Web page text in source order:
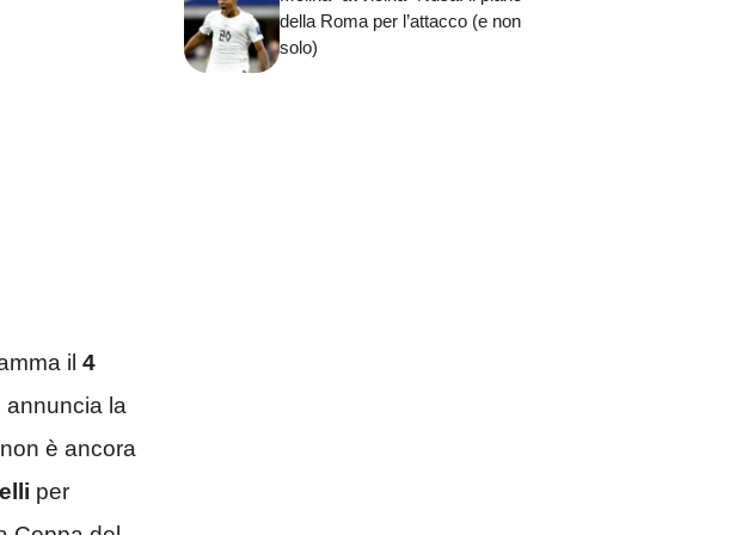
il 4
annuncia la
è ancora
per
della Roma per l’attacco (e non
solo)